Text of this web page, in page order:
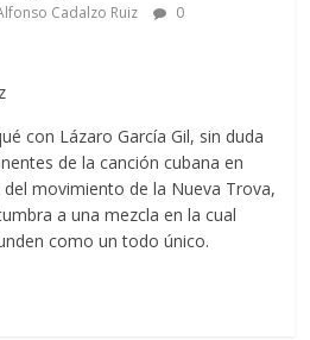
Cadalzo Ruiz
0
con Lázaro García Gil, sin duda
de la canción cubana en
movimiento de la Nueva Trova,
a una mezcla en la cual
como un todo único.